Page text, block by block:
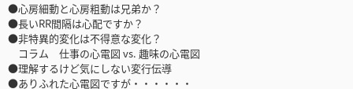
●心房細動と心房粗動は兄弟か？
●長いRR間隔は心配ですか？
●非特異的変化は不得意な変化？
コラム 仕事の心電図 vs. 趣味の心電図
●理解するけど気にしない変行伝導
●ありふれた心電図ですが・・・・・・